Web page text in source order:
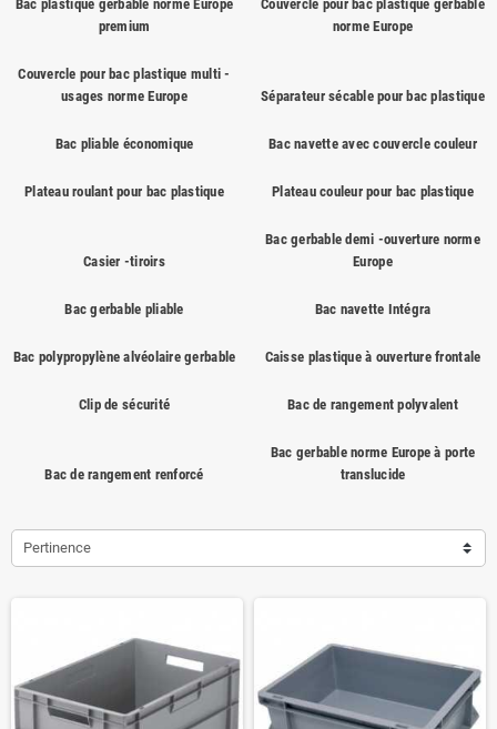
Bac plastique gerbable norme Europe
premium
Couvercle pour bac plastique gerbable
norme Europe
Couvercle pour bac plastique multi -
usages norme Europe
Séparateur sécable pour bac plastique
Bac pliable économique Bac navette avec couvercle couleur
Plateau roulant pour bac plastique Plateau couleur pour bac plastique
Casier -tiroirs
Bac gerbable demi -ouverture norme
Europe
Bac gerbable pliable Bac navette Intégra
Bac polypropylène alvéolaire gerbable Caisse plastique à ouverture frontale
Clip de sécurité Bac de rangement polyvalent
Bac de rangement renforcé
Bac gerbable norme Europe à porte
translucide
Pertinence